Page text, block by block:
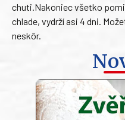
chuti.Nakoniec všetko
chlade, vydrží asi 4 dni.
neskôr.